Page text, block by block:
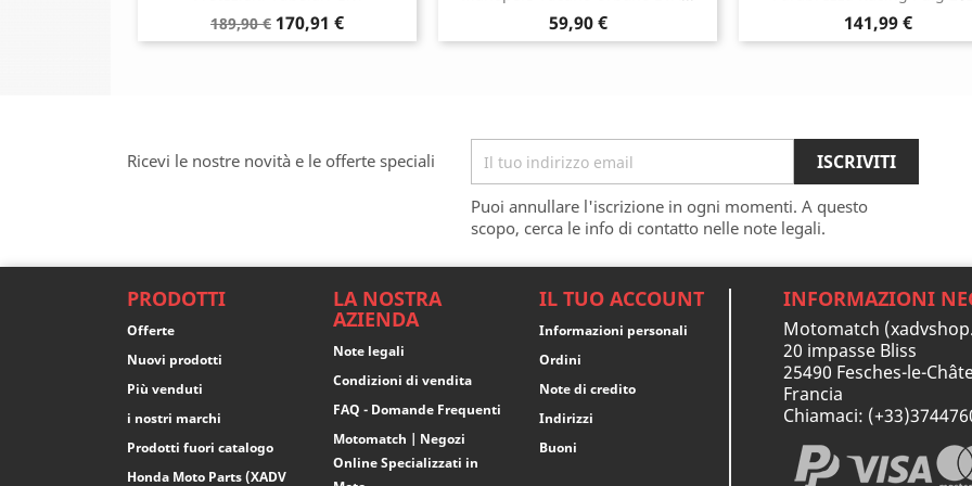
Prezzo
base
189,90 € Prezzo
170,91 € Prezzo
59,90 € Prezzo
141,99 €
Ricevi le nostre novità e le offerte speciali
Puoi annullare l'iscrizione in ogni momenti. A questo
scopo, cerca le info di contatto nelle note legali.
PRODOTTI
Offerte
Nuovi prodotti
Più venduti
i nostri marchi
Prodotti fuori catalogo
Honda Moto Parts (XADV
LA NOSTRA
AZIENDA
Note legali
Condizioni di vendita
FAQ - Domande Frequenti
Motomatch | Negozi
Online Specializzati in
IL TUO ACCOUNT
Informazioni personali
Ordini
Note di credito
Indirizzi
Buoni
INFORMAZIONI
Motomatch
20 impasse Bliss
25490 Fesches-le-
Francia
Chiamaci: